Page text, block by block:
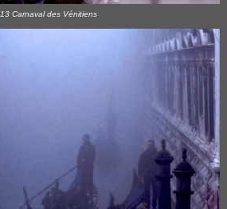
13 Carnaval des Vénitiens